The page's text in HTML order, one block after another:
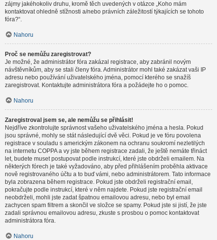
zájmy jakéhokoliv druhu, kromě těch uvedených v otázce „Koho mám
kontaktovat ohledně stížnosti a/nebo právních záležitostí týkajících se tohoto
fóra?“.
Nahoru
Proč se nemůžu zaregistrovat?
Je možné, že administrátor fóra zakázal registrace, aby zabránil novým
návštěvníkům, aby se stali členy fóra. Administrátor mohl také zakázat vaši IP
adresu nebo používání uživatelského jména, pomocí kterého se snažíš
zaregistrovat. Kontaktujte administrátora fóra a požádejte ho o pomoc.
Nahoru
Zaregistroval jsem se, ale nemůžu se přihlásit!
Nejdříve zkontrolujte správnost vašeho uživatelského jména a hesla. Pokud
jsou správné, mohly se stát následující dvě věci. Pokud je ve fóru povolena
registrace v souladu s americkým zákonem na ochranu soukromí nezletilých
na internetu COPPA a vy jste během registrace zadali, že ještě nemáte třináct
let, budete muset postupovat podle instrukcí, které jste obdrželi emailem. Na
některých fórech je také vyžadováno, aby před přihlášením proběhla aktivace
nově registrovaného účtu a to buď vámi, nebo administrátorem. Tato informace
byla zobrazena během registrace. Pokud jste obdrželi registrační email,
pokračujte podle instrukcí, které v něm najdete. Pokud jste registrační email
neobdrželi, mohli jste zadat špatnou emailovou adresu, nebo byl email
zachycen spam filtrem a skončil ve složce se spamy. Pokud jste si jistí, že jste
zadali správnou emailovou adresu, zkuste s prosbou o pomoc kontaktovat
administrátora fóra.
Nahoru